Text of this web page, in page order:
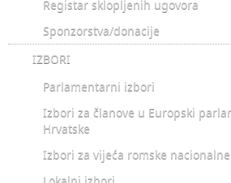
Registar sklopljenih ugovora
Sponzorstva/donacije
IZBORI
Parlamentarni izbori
Izbori za članove u Europski
Hrvatske
Izbori za vijeća romske